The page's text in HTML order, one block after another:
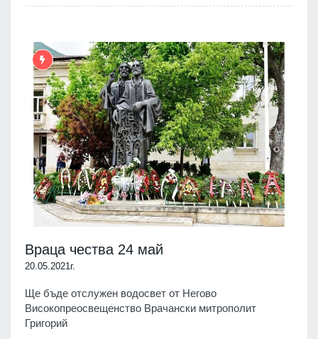
Враца чества 24 май
20.05.2021г.
Ще бъде отслужен водосвет от Негово
Високопреосвещенство Врачански митрополит
Григорий